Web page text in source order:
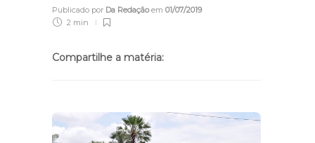
Publicado por Da Redaçãoem 01/07/2019
2 min
Compartilhe a matéria: